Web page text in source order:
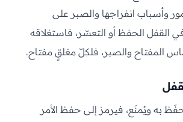
وأسباب انفراجها والصبر على
القفل الحفظ أو التعسّر، فاستغلاقه
المفتاح والصبر، فلكلّ مغلقٍ مفتاح.
به ويُمنَع، فيرمز إلى حفظ الأمر